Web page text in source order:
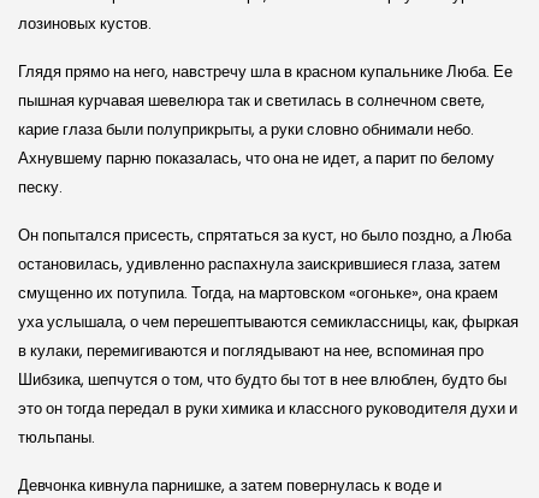
лозиновых кустов.
Глядя прямо на него, навстречу шла в красном купальнике Люба. Ее
пышная курчавая шевелюра так и светилась в солнечном свете,
карие глаза были полуприкрыты, а руки словно обнимали небо.
Ахнувшему парню показалась, что она не идет, а парит по белому
песку.
Он попытался присесть, спрятаться за куст, но было поздно, а Люба
остановилась, удивленно распахнула заискрившиеся глаза, затем
смущенно их потупила. Тогда, на мартовском «огоньке», она краем
уха услышала, о чем перешептываются семиклассницы, как, фыркая
в кулаки, перемигиваются и поглядывают на нее, вспоминая про
Шибзика, шепчутся о том, что будто бы тот в нее влюблен, будто бы
это он тогда передал в руки химика и классного руководителя духи и
тюльпаны.
Девчонка кивнула парнишке, а затем повернулась к воде и